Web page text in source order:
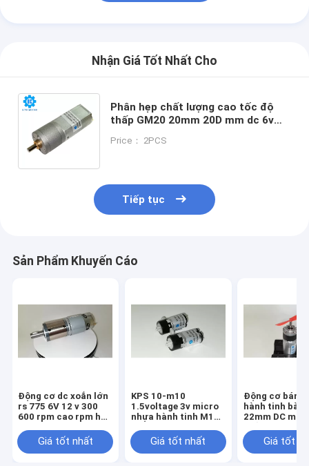
Nhận Giá Tốt Nhất Cho
Phân hẹp chất lượng cao tốc độ
thấp GM20 20mm 20D mm dc 6v
cơ bánh răng kim loại
Price： 2PCS
Tiếp tục
Sản Phẩm Khuyến Cáo
Động cơ dc xoắn lớn
rs 775 6V 12 v 300
600 rpm cao rpm hộp
Giá tốt nhất
KPS 10-m10
1.5voltage 3v micro
nhựa hành tinh M10
dc
Giá tốt nhất
Động cơ bánh
hành tinh bàn
22mm DC mô-
thấp 60 vòng/
vòng/giờ
Giá tốt